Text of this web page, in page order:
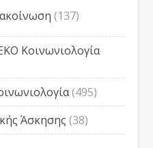
(137)
Κοινωνιολογία
(495)
Άσκησης (38)